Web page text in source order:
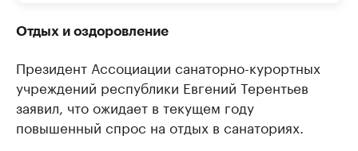
Отдых и оздоровление
Президент Ассоциации санаторно-курортных
учреждений республики Евгений Терентьев
заявил, что ожидает в текущем году
повышенный спрос на отдых в санаториях.